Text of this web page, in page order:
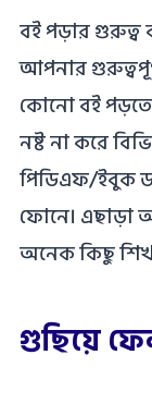
বই পড়ার গুরুত্ব
আপনার
কোনো বই
নষ্ট না করে
পিডিএফ/ইবুক
ফোনে। এছাড়া
অনেক কিছু
গুছিয়ে